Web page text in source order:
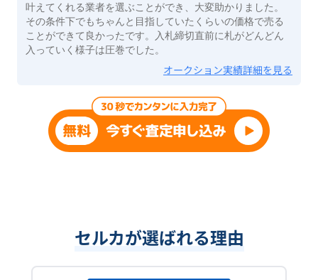
叶えてくれる業者を選ぶことができ、大変助かりました。
その条件下でもちゃんと目指していたくらいの価格で売る
ことができて良かったです。入札締切直前に札がどんどん
入っていく様子は圧巻でした。
オークション実績詳細を見る
セルカが選ばれる理由